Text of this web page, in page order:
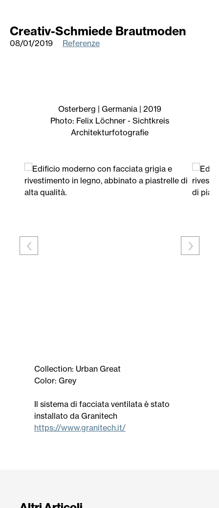
Creativ-Schmiede Brautmoden
08/01/2019 Referenze
Osterberg | Germania | 2019
Photo: Felix Löchner - Sichtkreis
Architekturfotografie
Collection: Urban Great
Color: Grey
Il sistema di facciata ventilata è stato
installato da Granitech
https://www.granitech.it/